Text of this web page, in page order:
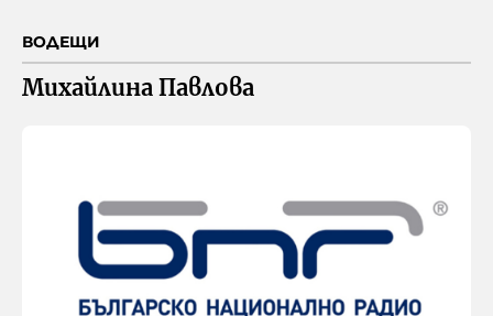
БНР
Архивен фонд на БНР
ВОДЕЩИ
Михайлина Павлова